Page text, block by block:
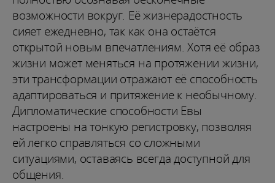
возможности вокруг. Её жизнерадостность
сияет ежедневно, так как она остаётся
открытой новым впечатлениям. Хотя её образ
жизни может меняться на протяжении жизни,
эти трансформации отражают её способность
адаптироваться и притяжение к необычному.
Дипломатические способности Евы
настроены на тонкую регистровку, позволяя
ей легко справляться со сложными
ситуациями, оставаясь всегда доступной для
общения.